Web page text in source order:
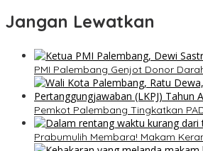
Jangan Lewatkan
PMI Palembang Genjot Donor
Pemkot Palembang Tingkatkan
Prabumulih Membara! Makam